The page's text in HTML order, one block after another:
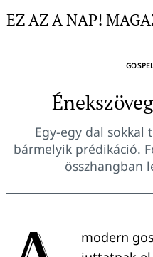
toEZ AZ A NAP!
Egy-egy dal
bármelyik prédikáció.
összhangban
modern